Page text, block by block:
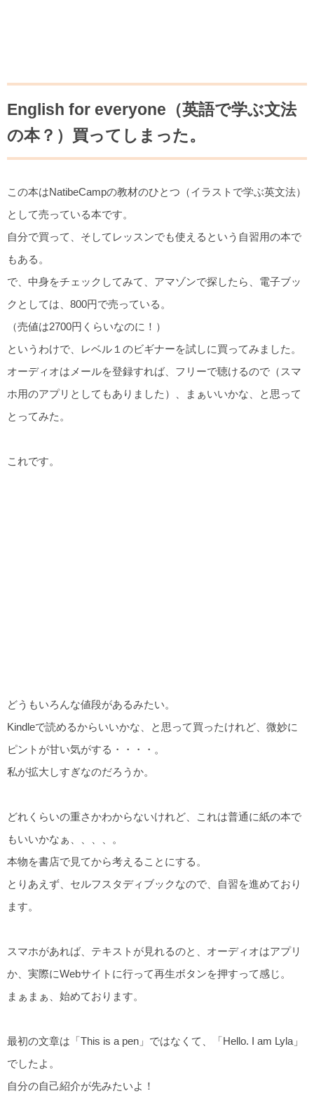
English for everyone（英語で学ぶ文法
の本？）買ってしまった。
この本はNatibeCampの教材のひとつ（イラストで学ぶ英文法）
として売っている本です。
自分で買って、そしてレッスンでも使えるという自習用の本で
もある。
で、中身をチェックしてみて、アマゾンで探したら、電子ブッ
クとしては、800円で売っている。
（売値は2700円くらいなのに！）
というわけで、レベル１のビギナーを試しに買ってみました。
オーディオはメールを登録すれば、フリーで聴けるので（スマ
ホ用のアプリとしてもありました）、まぁいいかな、と思って
とってみた。
これです。
どうもいろんな値段があるみたい。
Kindleで読めるからいいかな、と思って買ったけれど、微妙に
ピントが甘い気がする・・・・。
私が拡大しすぎなのだろうか。
どれくらいの重さかわからないけれど、これは普通に紙の本で
もいいかなぁ、、、、。
本物を書店で見てから考えることにする。
とりあえず、セルフスタディブックなので、自習を進めており
ます。
スマホがあれば、テキストが見れるのと、オーディオはアプリ
か、実際にWebサイトに行って再生ボタンを押すって感じ。
まぁまぁ、始めております。
最初の文章は「This is a pen」ではなくて、「Hello. I am Lyla」
でしたよ。
自分の自己紹介が先みたいよ！